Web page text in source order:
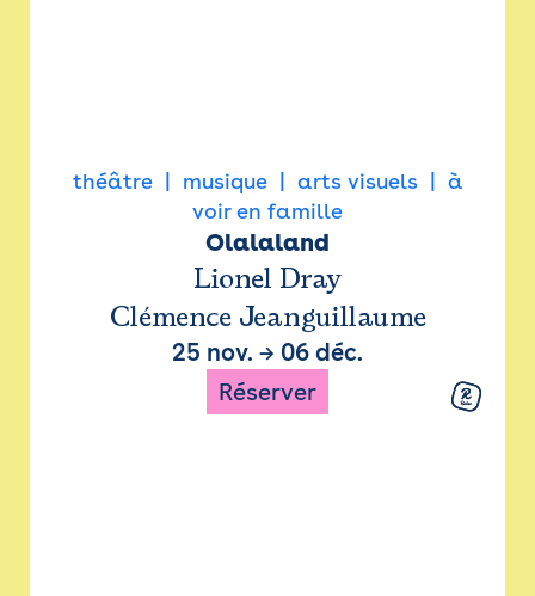
théâtre musique arts visuels
à
voir en famille
Olalaland
Lionel Dray
Clémence Jeanguillaume
25 nov. → 06 déc.
Réserver